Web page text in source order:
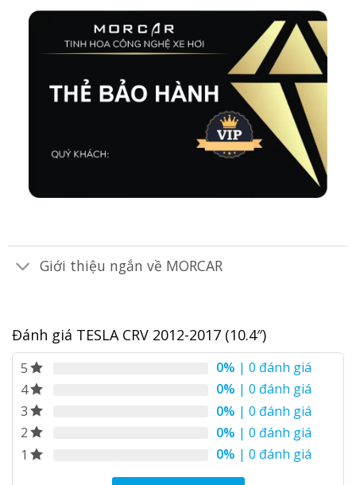
Giới thiệu ngắn về MORCAR
Đánh giá TESLA CRV 2012-2017 (10.4″)
5 0% | 0 đánh giá
4
0% | 0 đánh giá
3
0% | 0 đánh giá
2
0% | 0 đánh giá
1
0% | 0 đánh giá